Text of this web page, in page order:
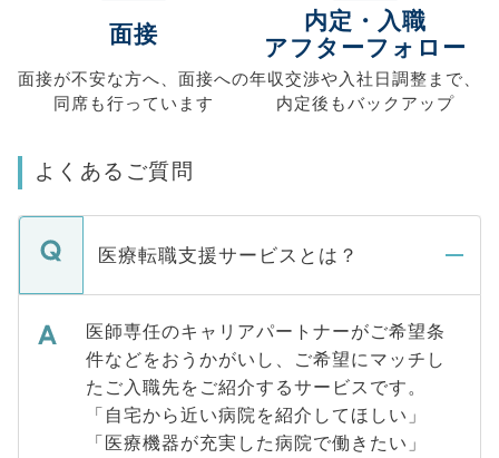
面接
面接が不安な方へ、 面接への
同席も行っています
内定・入職
アフターフォロー
年収交渉や入社日調整まで、
内定後もバックアップ
よくあるご質問
医療転職支援サービスとは？
医師専任のキャリアパートナーがご希望条
件などをおうかがいし、ご希望にマッチし
たご入職先をご紹介するサービスです。
「自宅から近い病院を紹介してほしい」
「医療機器が充実した病院で働きたい」